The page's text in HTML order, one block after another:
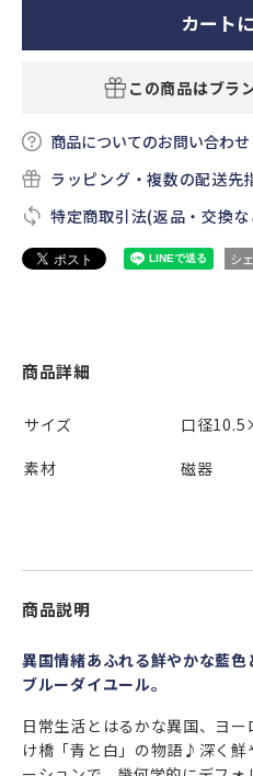
カート
この商品はブラ
商品についてのお問い合わせ
ラッピング・複数の配送先
特定商取引法(返品・交換な
シ
商品詳細
サイズ
口径
素材
磁器
商品説明
異国情緒あふれる鮮やかな藍
ブルーダイユール。
日常生活とはるかな異国、ヨ
け橋「青と白」の物語♪深く鮮